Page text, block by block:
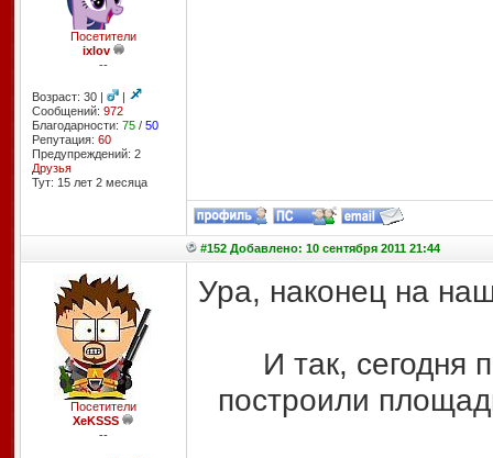
Посетители
ixlov
--
Возраст: 30 |
|
Сообщений: 972
Благодарности: 75/ 50
Репутация: 60
Предупреждений: 2
Друзья
Тут: 15 лет 2 месяцa
#152 Добавлено: 10 сентября 2011 21:44
Посетители
XeKSSS
--
Ура, наконец на
И так, сегодня
построили